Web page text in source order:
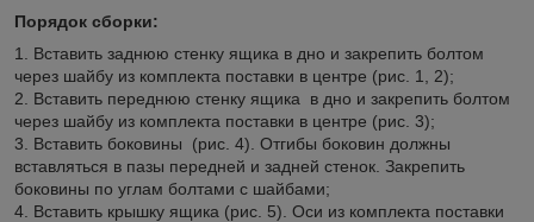
Порядок сборки:
1. Вставить заднюю стенку ящика в дно и закрепить болтом
через шайбу из комплекта поставки в центре (рис. 1, 2);
2. Вставить переднюю стенку ящика в дно и закрепить болтом
через шайбу из комплекта поставки в центре (рис. 3);
3. Вставить боковины (рис. 4). Отгибы боковин должны
вставляться в пазы передней и задней стенок. Закрепить
боковины по углам болтами с шайбами;
4. Вставить крышку ящика (рис. 5). Оси из комплекта поставки